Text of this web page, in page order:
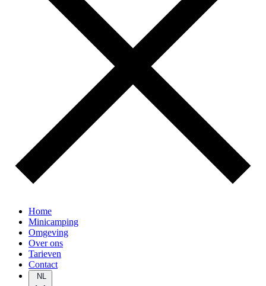
Home
Minicamping
Omgeving
Over ons
Tarieven
Contact
NL